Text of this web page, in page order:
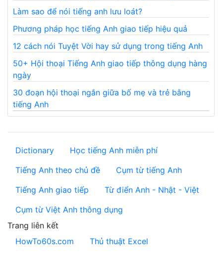
Làm sao để nói tiếng anh lưu loát?
Phương pháp học tiếng Anh giao tiếp hiệu quả
12 cách nói Tuyệt Vời hay sử dụng trong tiếng Anh
50+ Hội thoại Tiếng Anh giao tiếp thông dụng hàng
ngày
30 đoạn hội thoại ngắn giữa bố mẹ và trẻ bằng
tiếng Anh
Dictionary
Học tiếng Anh miễn phí
Tiếng Anh theo chủ đề
Cụm từ tiếng Anh
Tiếng Anh giao tiếp
Từ điển Anh - Nhật - Việt
Cụm từ Việt Anh thông dụng
Trang liên kết
HowTo60s.com
Thủ thuật Excel